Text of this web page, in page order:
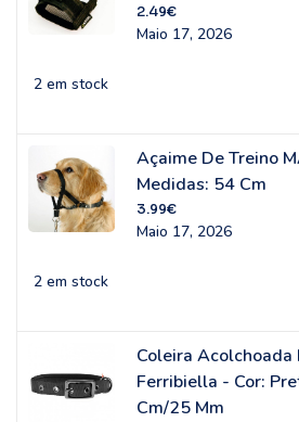
2.49€
Maio 17, 2026
2 em stock
Açaime De Treino
Medidas: 54 Cm
3.99€
Maio 17, 2026
2 em stock
Coleira Acolchoada
Ferribiella - Cor:
Cm/25 Mm